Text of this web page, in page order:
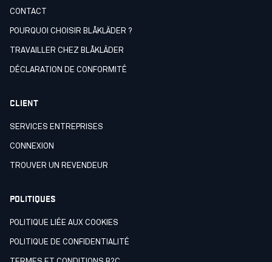
CONTACT
POURQUOI CHOISIR BLÅKLÄDER ?
TRAVAILLER CHEZ BLÅKLÄDER
DÉCLARATION DE CONFORMITÉ
CLIENT
SERVICES ENTREPRISES
CONNEXION
TROUVER UN REVENDEUR
POLITIQUES
POLITIQUE LIÉE AUX COOKIES
POLITIQUE DE CONFIDENTIALITÉ